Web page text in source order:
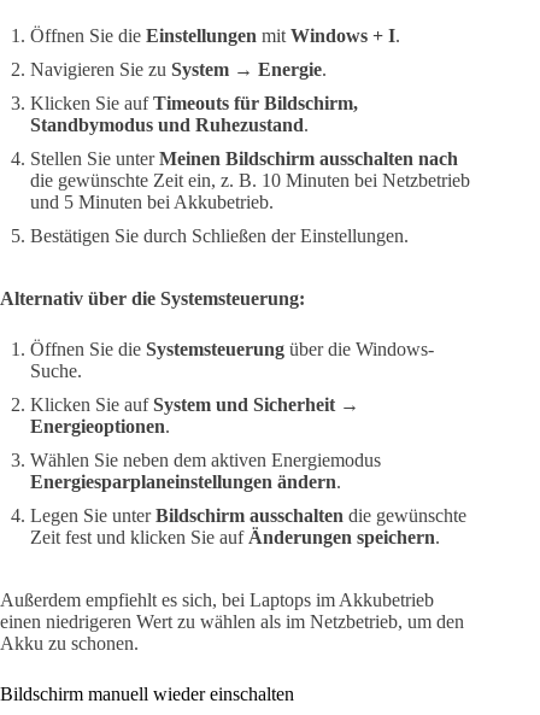
Öffnen Sie die Einstellungen mit Windows + I.
Navigieren Sie zu System → Energie.
Klicken Sie aufTimeouts für Bildschirm,
Standbymodus und Ruhezustand.
Stellen Sie unterMeinen Bildschirm ausschalten nach
die gewünschte Zeit ein, z. B. 10 Minuten bei Netzbetrieb
und 5 Minuten bei Akkubetrieb.
Bestätigen Sie durch Schließen der Einstellungen.
Alternativ über die Systemsteuerung:
Öffnen Sie die Systemsteuerung über die Windows-
Suche.
Klicken Sie aufSystem und Sicherheit →
Energieoptionen.
Wählen Sie neben dem aktiven Energiemodus
Energiesparplaneinstellungen ändern.
Legen Sie unterBildschirm ausschalten die gewünschte
Zeit fest und klicken Sie auf Änderungen speichern.
Außerdem empfiehlt es sich, bei Laptops im Akkubetrieb
einen niedrigeren Wert zu wählen als im Netzbetrieb, um den
Akku zu schonen.
Bildschirm manuell wieder einschalten